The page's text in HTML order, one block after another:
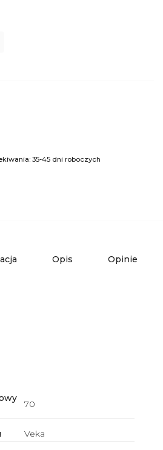
35-45 dni roboczych
Opis Opinie
70
Veka